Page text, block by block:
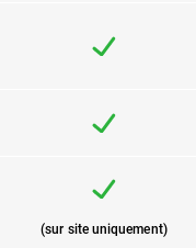
(sur site uniquement)